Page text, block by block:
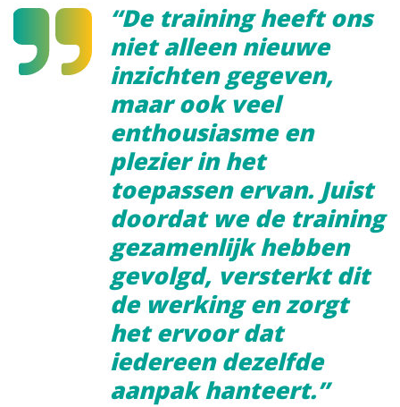
“De training heeft ons
niet alleen nieuwe
inzichten gegeven,
maar ook veel
enthousiasme en
plezier in het
toepassen ervan. Juist
doordat we de training
gezamenlijk hebben
gevolgd, versterkt dit
de werking en zorgt
het ervoor dat
iedereen dezelfde
aanpak hanteert.”